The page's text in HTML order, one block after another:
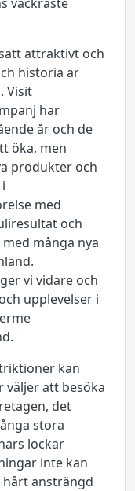
attraktivt och
historia är
Visit
har
år och de
öka, men
produkter och
med
och
många nya
vi vidare och
upplevelser i
kan
att besöka
det
stora
lockar
inte kan
ansträngd